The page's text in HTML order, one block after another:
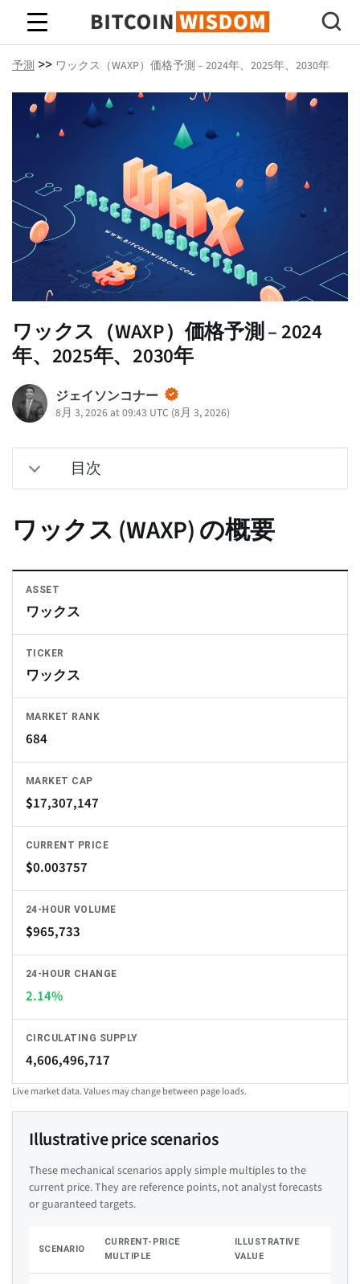
ビットコインの知恵
予測 >> ワックス（WAXP）価格予測 – 2024年、2025年、2030年
ワックス（WAXP）価格予測 – 2024
年、2025年、2030年
ジェイソンコナー
8月 3, 2026 at 09:43 UTC (8月 3, 2026)
目次
ワックス (WAXP) の概要
ASSET
ワックス
TICKER
ワックス
MARKET RANK
684
MARKET CAP
$17,307,147
CURRENT PRICE
$0.003757
24-HOUR VOLUME
$965,733
24-HOUR CHANGE
2.14%
CIRCULATING SUPPLY
4,606,496,717
Live market data. Values may change between page loads.
Illustrative price scenarios
These mechanical scenarios apply simple multiples to the
current price. They are reference points, not analyst forecasts
or guaranteed targets.
SCENARIO
CURRENT-PRICE
MULTIPLE
ILLUSTRATIVE
VALUE